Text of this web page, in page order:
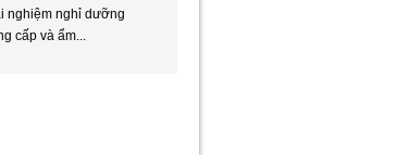
nghiệm nghỉ dưỡng
cấp và ẩm...